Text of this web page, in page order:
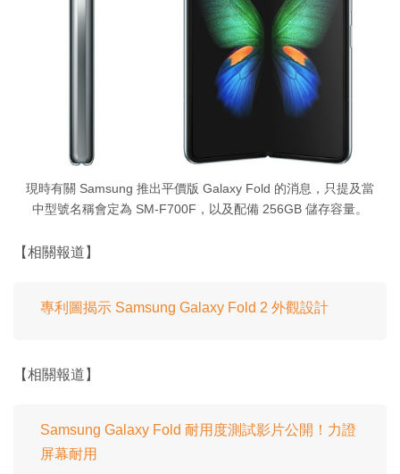
現時有關 Samsung 推出平價版 Galaxy Fold 的消息，只提及當
中型號名稱會定為 SM-F700F，以及配備 256GB 儲存容量。
【相關報道】
專利圖揭示 Samsung Galaxy Fold 2 外觀設計
【相關報道】
Samsung Galaxy Fold 耐用度測試影片公開！力證
屏幕耐用